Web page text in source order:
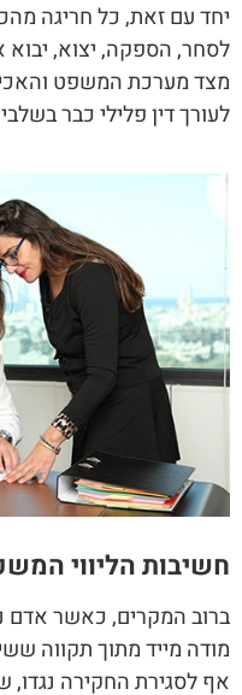
יחד עם זאת, כל חריגה
לסחר, הספקה, יצוא, יבוא
מצד מערכת המשפט
לעורך דין פלילי כבר
חשיבות הליווי
ברוב המקרים, כאשר אדם
מודה מייד מתוך תקווה
אף לסגירת החקירה